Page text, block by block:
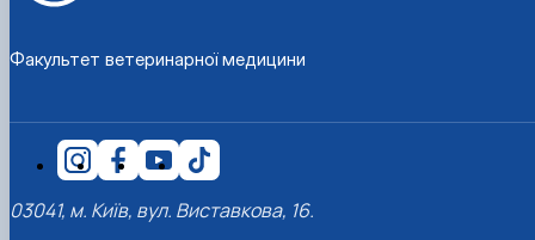
Факультет ветеринарної медицини
03041, м. Київ, вул. Виставкова, 16.